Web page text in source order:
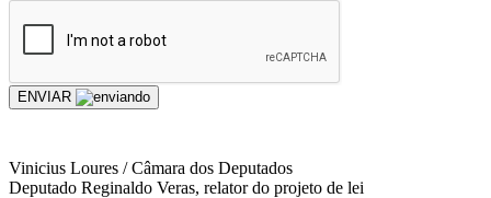
ENVIAR
Vinicius Loures / Câmara dos Deputados
Deputado Reginaldo Veras, relator do projeto de lei